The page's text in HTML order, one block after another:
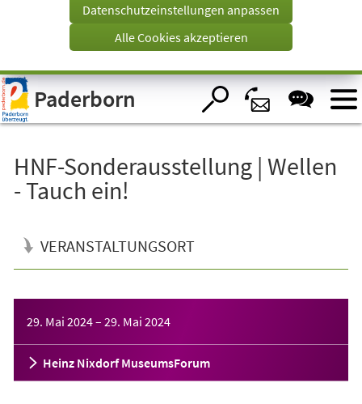
Visuelle
Assistenzsoftware
öffnen.
Tab)
Datenschutzeinstellungen anpassen
Alle Cookies akzeptieren
Paderborn
HNF-Sonderausstellung | Wellen
- Tauch ein!
VERANSTALTUNGSORT
29. Mai 2024– 29. Mai 2024
Heinz Nixdorf MuseumsForum